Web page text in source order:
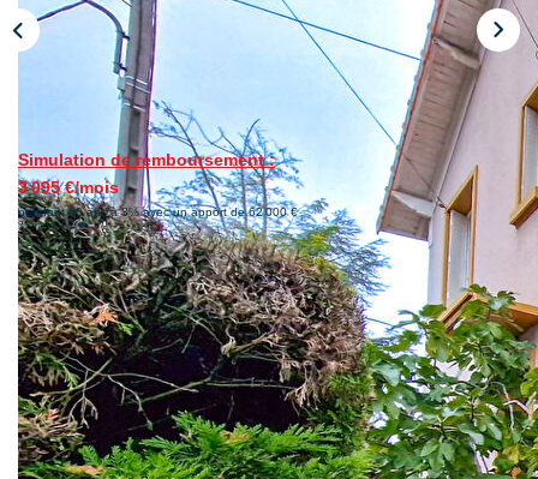
Nos Actualités
NOUS CONTACTER
EN ES
Simulation de remboursement :
3 095 €/mois
pendant 20 ans à 3% avec un apport de 62 000 €
Description
Réf : 2363
*** Frais d'agence à 2.9 % *** A proximité des écoles et des
commerces, jolie maison d'environ 80m² offrant au rez-de-
chaussée : un séjour salle à manger, une cuisine, une